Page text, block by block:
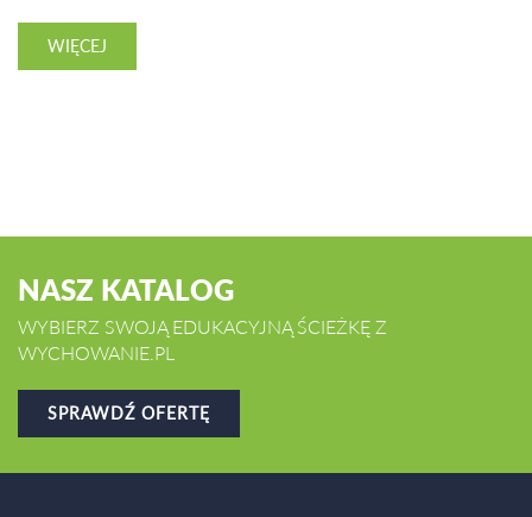
WIĘCEJ
NASZ KATALOG
WYBIERZ SWOJĄ EDUKACYJNĄ ŚCIEŻKĘ Z
WYCHOWANIE.PL
SPRAWDŹ OFERTĘ